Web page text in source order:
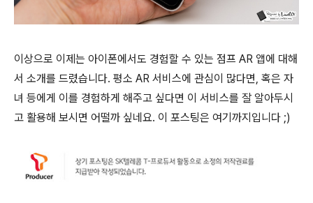
이상으로 이제는 아이폰에서도 경험할 수 있는 점프 AR 앱에 대해
서 소개를 드렸습니다. 평소 AR 서비스에 관심이 많다면, 혹은 자
녀 등에게 이를 경험하게 해주고 싶다면 이 서비스를 잘 알아두시
고 활용해 보시면 어떨까 싶네요. 이 포스팅은 여기까지입니다 ;)